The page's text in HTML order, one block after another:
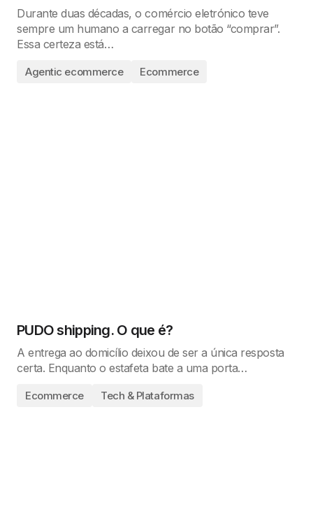
Durante duas décadas, o comércio eletrónico teve
sempre um humano a carregar no botão “comprar”.
Essa certeza está…
Agentic ecommerce Ecommerce
PUDO shipping. O que é?
A entrega ao domicílio deixou de ser a única resposta
certa. Enquanto o estafeta bate a uma porta…
Ecommerce Tech & Plataformas